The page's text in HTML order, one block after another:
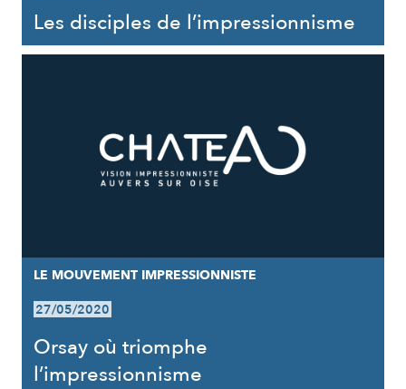
Les disciples de l’impressionnisme
LE MOUVEMENT IMPRESSIONNISTE
27/05/2020
Orsay où triomphe
l’impressionnisme